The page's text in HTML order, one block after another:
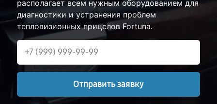
располагает всем нужным оборудованием для
диагностики и устранения проблем
тепловизионных прицелов Fortuna.
Отправить заявку